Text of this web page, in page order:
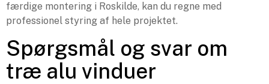
færdige montering i Roskilde, kan du regne med
professionel styring af hele projektet.
Spørgsmål og svar om
træ alu vinduer